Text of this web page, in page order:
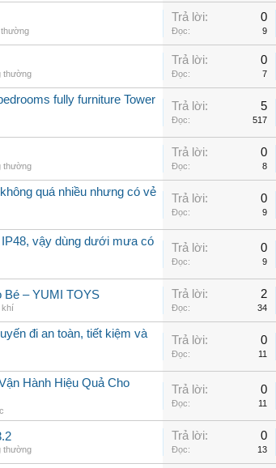
thường
Trả lời: 0
Đọc: 9
thường
Trả lời: 0
Đọc: 7
fully furniture Tower
Trả lời: 5
Đọc: 517
thường
Trả lời: 0
Đọc: 8
quá nhiều nhưng có vẻ
Trả lời: 0
Đọc: 9
vậy dùng dưới mưa có
Trả lời: 0
Đọc: 9
Bé – YUMI TOYS
khí
Trả lời: 2
Đọc: 34
đi an toàn, tiết kiệm và
Trả lời: 0
Đọc: 11
Hành Hiệu Quả Cho
Trả lời: 0
Đọc: 11
thường
Trả lời: 0
Đọc: 13